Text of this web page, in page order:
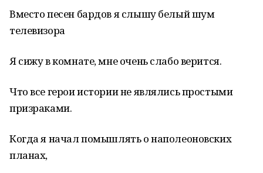
Вместо песен бардов я слышу белый шум
телевизора
Я сижу в комнате, мне очень слабо верится.
Что все герои истории не являлись простыми
призраками.
Когда я начал помышлять о наполеоновских
планах,